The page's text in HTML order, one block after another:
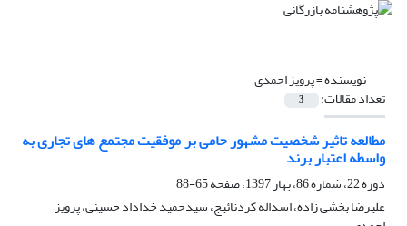
نویسنده =پرویز احمدی
تعداد مقالات: 3
مطالعه تاثیر شخصیت مشهور حامی بر موفقیت مجتمع های تجاری به
واسطه اعتبار برند
دوره 22، شماره 86، بهار 1397، صفحه
65-88
علیرضا بخشی زاده، اسداله کردنائیج، سیدحمید خداداد حسینی، پرویز